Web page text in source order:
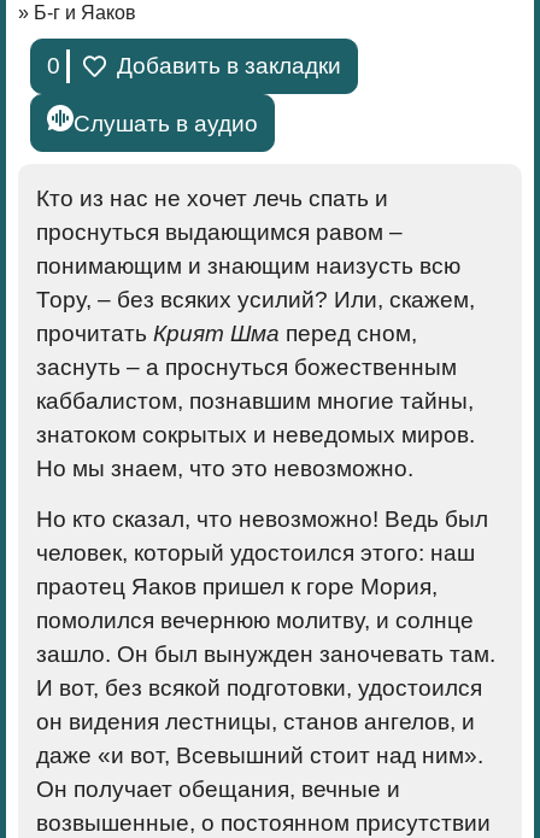
» Б-г и Яаков
0 Добавить в закладки
Слушать в аудио
Кто из нас не хочет лечь спать и
проснуться выдающимся равом –
понимающим и знающим наизусть всю
Тору, – без всяких усилий? Или, скажем,
прочитать Крият Шма перед сном,
заснуть – а проснуться божественным
каббалистом, познавшим многие тайны,
знатоком сокрытых и неведомых миров.
Но мы знаем, что это невозможно.
Но кто сказал, что невозможно! Ведь был
человек, который удостоился этого: наш
праотец Яаков пришел к горе Мория,
помолился вечернюю молитву, и солнце
зашло. Он был вынужден заночевать там.
И вот, без всякой подготовки, удостоился
он видения лестницы, станов ангелов, и
даже «и вот, Всевышний стоит над ним».
Он получает обещания, вечные и
возвышенные, о постоянном присутствии